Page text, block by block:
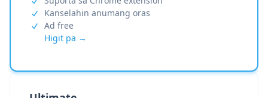
Kanselahin anumang oras
Ad free
Higit pa →